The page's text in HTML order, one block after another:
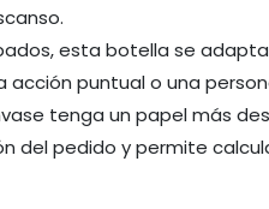
esta botella se
acción puntual o una
tenga un papel más
del pedido y permite